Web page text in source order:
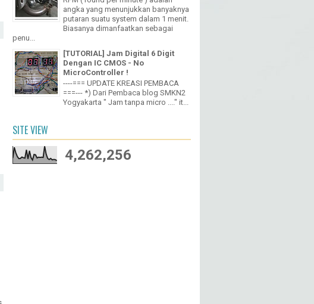
Menghitung RPM (TACHOMETER)
dari Radiasi Kabel busi
RPM ( round per minute ) adalah
putaran suatu system dalam 1 menit.
Biasanya dimanfaatkan sebagai
penu...
[TUTORIAL] Jam Digital 6 Digit
Dengan IC CMOS - No
MicroController !
SITE VIEW